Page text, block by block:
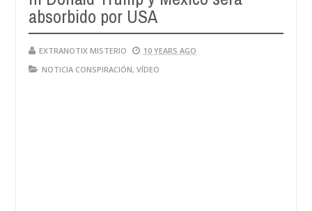
28,
absorbido por USA
EXTRANOTIX MISTERIO
10 YEARS AGO
NOTICIA CONSPIRACIÓN, VÍDEO